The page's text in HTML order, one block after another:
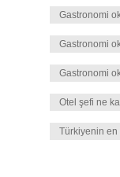
Gastronomi
Gastronomi
Gastronomi
Otel şefi ne
Türkiyenin